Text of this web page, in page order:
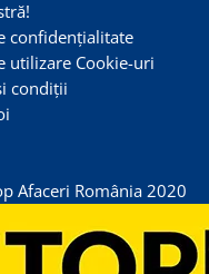
confidențialitate
utilizare Cookie-uri
condiții
Afaceri România 2020